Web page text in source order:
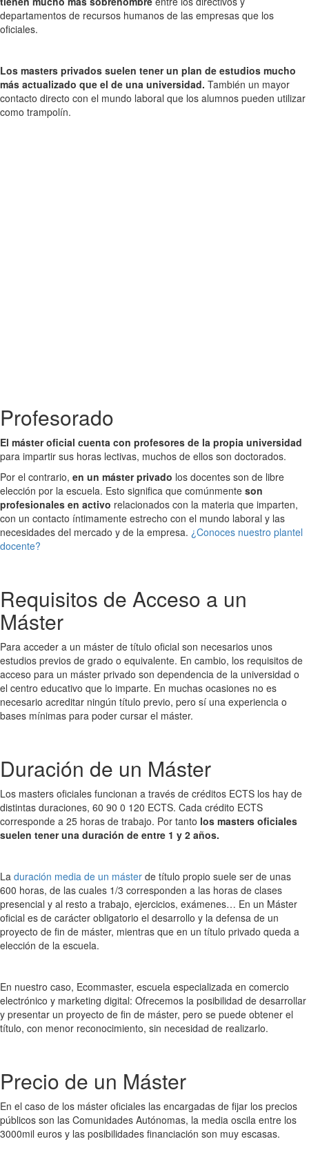
departamentos de recursos humanos de las empresas que los
oficiales.
Los masters privados suelen tener un plan de estudios mucho
más actualizado que el de una universidad. También un mayor
contacto directo con el mundo laboral que los alumnos pueden utilizar
como trampolín.
Profesorado
El máster oficial cuenta con profesores de la propia universidad
para impartir sus horas lectivas, muchos de ellos son doctorados.
Por el contrario, en un máster privado los docentes son de libre
elección por la escuela. Esto significa que comúnmente son
profesionales en activo relacionados con la materia que imparten,
con un contacto íntimamente estrecho con el mundo laboral y las
necesidades del mercado y de la empresa. ¿Conoces nuestro plantel
docente?
Requisitos de Acceso a un
Máster
Para acceder a un máster de título oficial son necesarios unos
estudios previos de grado o equivalente. En cambio, los requisitos de
acceso para un máster privado son dependencia de la universidad o
el centro educativo que lo imparte. En muchas ocasiones no es
necesario acreditar ningún título previo, pero sí una experiencia o
bases mínimas para poder cursar el máster.
Duración de un Máster
Los masters oficiales funcionan a través de créditos ECTS los hay de
distintas duraciones, 60 90 0 120 ECTS. Cada crédito ECTS
corresponde a 25 horas de trabajo. Por tanto los masters oficiales
suelen tener una duración de entre 1 y 2 años.
La duración media de un máster de título propio suele ser de unas
600 horas, de las cuales 1/3 corresponden a las horas de clases
presencial y al resto a trabajo, ejercicios, exámenes… En un Máster
oficial es de carácter obligatorio el desarrollo y la defensa de un
proyecto de fin de máster, mientras que en un título privado queda a
elección de la escuela.
En nuestro caso, Ecommaster, escuela especializada en comercio
electrónico y marketing digital: Ofrecemos la posibilidad de desarrollar
y presentar un proyecto de fin de máster, pero se puede obtener el
título, con menor reconocimiento, sin necesidad de realizarlo.
Precio de un Máster
En el caso de los máster oficiales las encargadas de fijar los precios
públicos son las Comunidades Autónomas, la media oscila entre los
3000mil euros y las posibilidades financiación son muy escasas.